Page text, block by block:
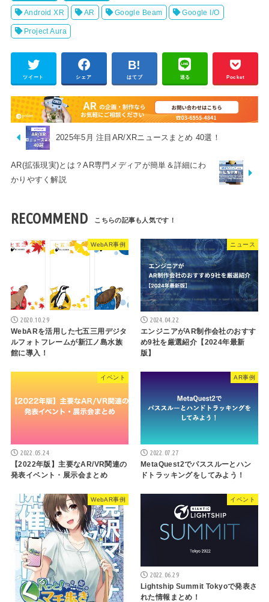
Android XR AR Google Beam Google I/O
Project Aura
ツイート シェア はてブ 送る Pocket
2025年5月 注目AR/XRニュースまとめ 40選！
AR(拡張現実)とは？AR専門メディアが簡単＆詳細にわ
かりやすく解説
RECOMMEND
WebAR事例
2020.10.29
WebARを活用した七五三用デジタ
ルフォトフレームが新江ノ島水族
館に導入！
ニュース
2024.04.22
エンジニアがAR制作会社のおすす
め9社を厳選紹介【2024年最新
版】
イベント
2022.05.24
【2022年版】主要なAR/VR関連の
発表イベント・展示会まとめ
AR事例
2022.07.27
MetaQuest2でパススルーとハン
ドトラッキングをしてみよう！
WebAR事例 イベント
2022.06.29
Lightship Summit Tokyoで発表さ
れた情報まとめ！